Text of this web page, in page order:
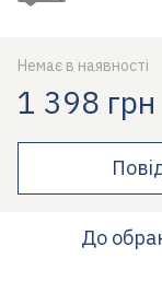
Немає в наявності
1 398 грн
До